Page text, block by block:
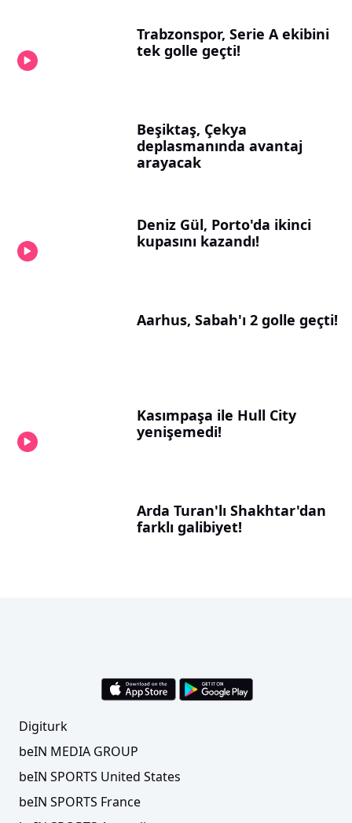
Trabzonspor, Serie A ekibini
tek golle geçti!
Beşiktaş, Çekya
deplasmanında avantaj
arayacak
Deniz Gül, Porto'da ikinci
kupasını kazandı!
Aarhus, Sabah'ı 2 golle geçti!
Kasımpaşa ile Hull City
yenişemedi!
Arda Turan'lı Shakhtar'dan
farklı galibiyet!
Digiturk
beIN MEDIA GROUP
beIN SPORTS United States
beIN SPORTS France